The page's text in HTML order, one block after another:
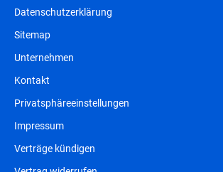
Datenschutzerklärung
Sitemap
Unternehmen
Kontakt
Privatsphäreeinstellungen
Impressum
Verträge kündigen